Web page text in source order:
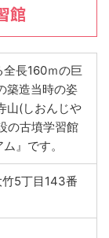
館
長160ｍの巨
築造当時の姿
山(しおんじや
の古墳学習館
』です。
5丁目143番